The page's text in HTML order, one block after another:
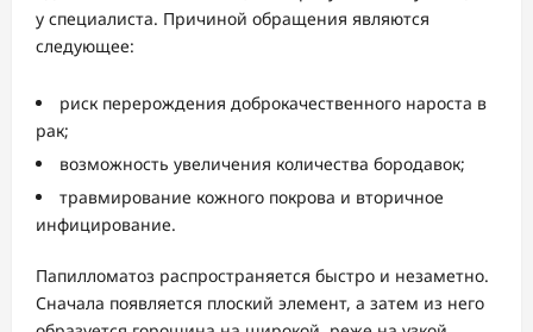
у специалиста. Причиной обращения являются
следующее:
риск перерождения доброкачественного нароста в
рак;
возможность увеличения количества бородавок;
травмирование кожного покрова и вторичное
инфицирование.
Папилломатоз распространяется быстро и незаметно.
Сначала появляется плоский элемент, а затем из него